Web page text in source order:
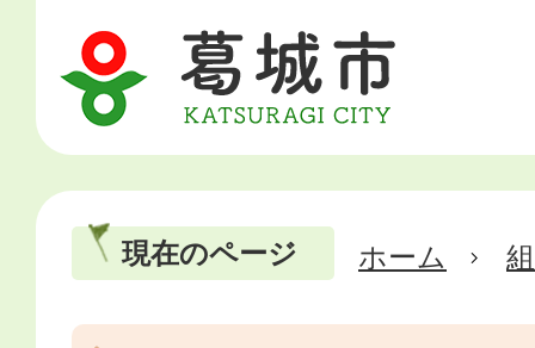
現在のページ ホーム